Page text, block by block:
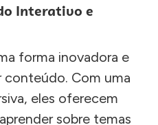
Interativo e
forma inovadora e
conteúdo. Com uma
eles oferecem
sobre temas